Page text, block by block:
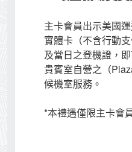
主卡會員出示美國
實體卡（不含行動支
及當日之登機證，
貴賓室自營之（
候機室服務。
*本禮遇僅限主卡會